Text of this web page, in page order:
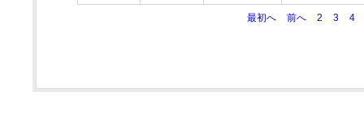
最初へ 前へ 2 3 4